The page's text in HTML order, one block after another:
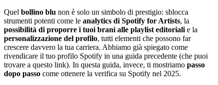
Quel bollino blu non è solo un simbolo di prestigio: sblocca
strumenti potenti come le analytics di Spotify for Artists, la
possibilità di proporre i tuoi brani alle playlist editoriali e la
personalizzazione del profilo, tutti elementi che possono far
crescere davvero la tua carriera. Abbiamo già spiegato come
rivendicare il tuo profilo Spotify in una guida precedente (che puoi
trovare a questo link). In questa guida, invece, ti mostriamo passo
dopo passo come ottenere la verifica su Spotify nel 2025.